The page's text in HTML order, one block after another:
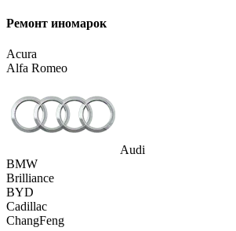
Ремонт иномарок
Acura
Alfa Romeo
Audi
BMW
Brilliance
BYD
Cadillac
ChangFeng